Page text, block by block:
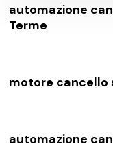
automazione
Terme
motore cancello
automazione